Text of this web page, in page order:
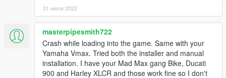
31 июля 2022
masterpipesmith722
Crash while loading into the game. Same with your
Yamaha Vmax. Tried both the installer and manual
installation. I have your Mad Max gang Bike, Ducati
900 and Harley XLCR and those work fine so I don't